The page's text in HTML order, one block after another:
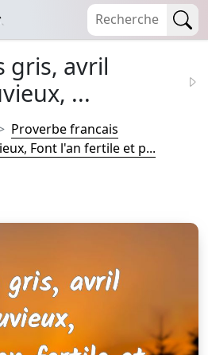
gris, avril
...
Proverbe francais
Font l'an fertile et p...